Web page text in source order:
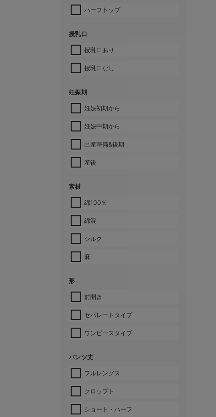
ハーフトップ
授乳口
授乳口あり
授乳口なし
妊娠期
妊娠初期から
妊娠中期から
出産準備&後期
産後
素材
綿100％
綿混
シルク
麻
形
前開き
セパレートタイプ
ワンピースタイプ
パンツ丈
フルレングス
クロップト
ショート・ハーフ